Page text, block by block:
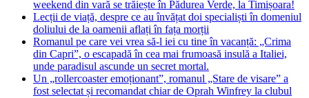
weekend din vară se trăiește în Pădurea Verde, la Timișoara!
Lecții de viață, despre ce au învățat doi specialiști în domeniul
doliului de la oamenii aflați în fața morții
Romanul pe care vei vrea să-l iei cu tine în vacanță: „Crima
din Capri”, o escapadă în cea mai frumoasă insulă a Italiei,
unde paradisul ascunde un secret mortal.
Un „rollercoaster emoționant”, romanul „Stare de visare” a
fost selectat și recomandat chiar de Oprah Winfrey la clubul